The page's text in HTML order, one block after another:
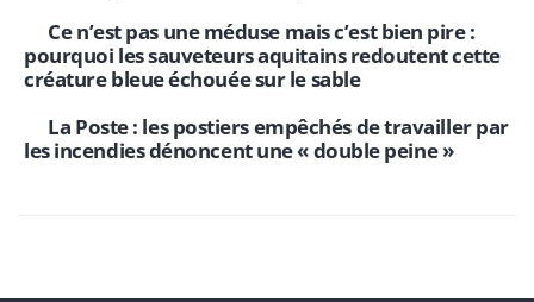
Ce n’est pas une méduse mais c’est bien pire :
pourquoi les sauveteurs aquitains redoutent cette
créature bleue échouée sur le sable
La Poste : les postiers empêchés de travailler par
les incendies dénoncent une « double peine »